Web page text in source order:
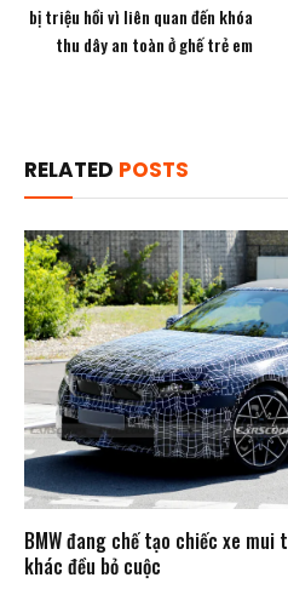
bị triệu hồi vì liên quan đến khóa
thu dây an toàn ở ghế trẻ em
RELATED POSTS
BMW đang chế tạo chiếc xe mui
khác đều bỏ cuộc